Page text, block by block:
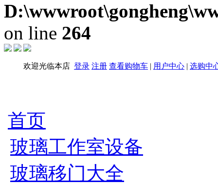
on line 264
欢迎光临本店 登录 注册 查看购物车 | 用户中心 | 选购中
首页
玻璃工作室设备
玻璃移门大全